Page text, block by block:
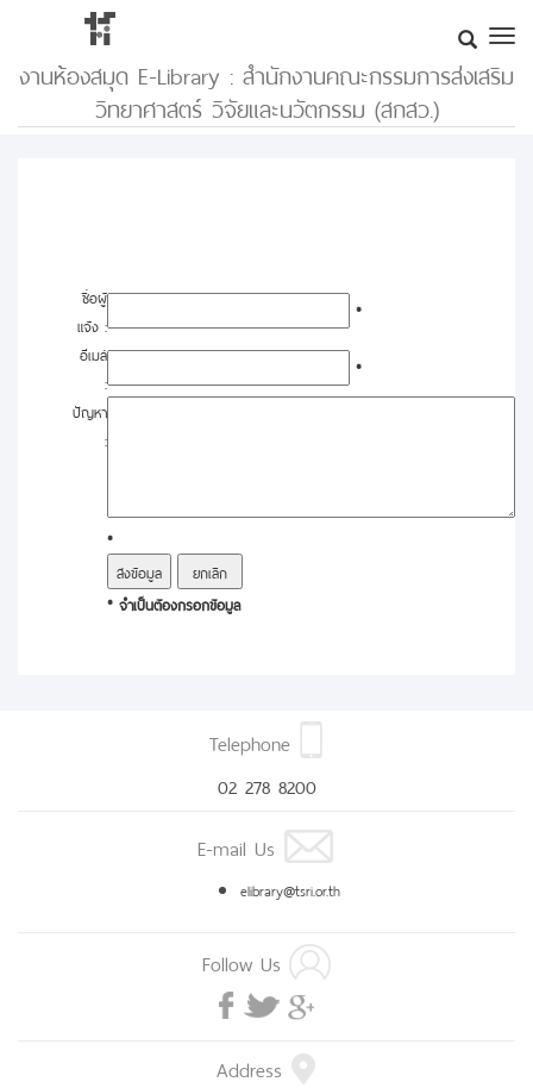
งานห้องสมุด E-Library : สำนักงานคณะกรรมการส่งเสริม
วิทยาศาสตร์ วิจัยและนวัตกรรม (สกสว.)
ชื่อผู้
แจ้ง :
*
อีเมล์
:
*
ปัญหา
:
*
* จำเป็นต้องกรอกข้อมูล
Telephone
02 278 8200
E-mail Us
elibrary@tsri.or.th
Follow Us
Address